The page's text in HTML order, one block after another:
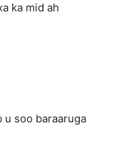
ka mid ah
u soo baraaruga